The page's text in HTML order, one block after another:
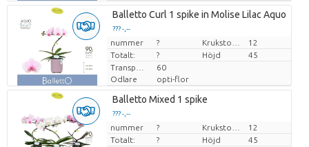
Balletto Curl 1 spike in Molise Lilac Aquo
??? -,--
Pris per enhet
nummer ?
12
Totalt:
? Höjd
45
60
Odlare
opti-flor
Balletto Mixed 1 spike
??? -,--
Pris per enhet
nummer ?
12
Totalt:
? Höjd
45